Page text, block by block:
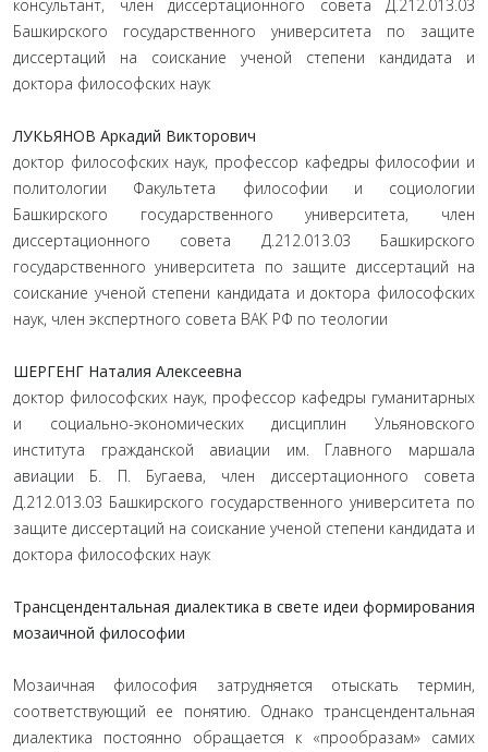
консультант, член диссертационного совета Д.212.013.03
Башкирского государственного университета по защите
диссертаций на соискание ученой степени кандидата и
доктора философских наук
ЛУКЬЯНОВ Аркадий Викторович
доктор философских наук, профессор кафедры философии и
политологии Факультета философии и социологии
Башкирского государственного университета, член
диссертационного совета Д.212.013.03 Башкирского
государственного университета по защите диссертаций на
соискание ученой степени кандидата и доктора философских
наук, член экспертного совета ВАК РФ по теологии
ШЕРГЕНГ Наталия Алексеевна
доктор философских наук, профессор кафедры гуманитарных
и социально-экономических дисциплин Ульяновского
института гражданской авиации им. Главного маршала
авиации Б. П. Бугаева, член диссертационного совета
Д.212.013.03 Башкирского государственного университета по
защите диссертаций на соискание ученой степени кандидата и
доктора философских наук
Трансцендентальная диалектика в свете идеи формирования
мозаичной философии
Мозаичная философия затрудняется отыскать термин,
соответствующий ее понятию. Однако трансцендентальная
диалектика постоянно обращается к «прообразам» самих